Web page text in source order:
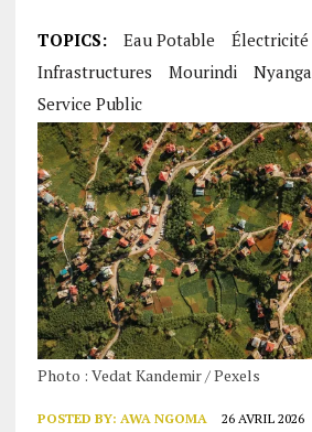
TOPICS: Eau Potable Électricité
Infrastructures
Mourindi Nyanga
Service Public
Photo : Vedat Kandemir / Pexels
POSTED BY: AWA NGOMA 26 AVRIL 2026